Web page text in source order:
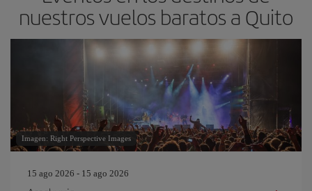
nuestros vuelos baratos a Quito
Imagen: Right Perspective Images
15 ago 2026 - 15 ago 2026